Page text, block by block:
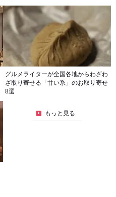
グルメライターが全国各地からわざわ
ざ取り寄せる「甘い系」のお取り寄せ
8選
もっと見る